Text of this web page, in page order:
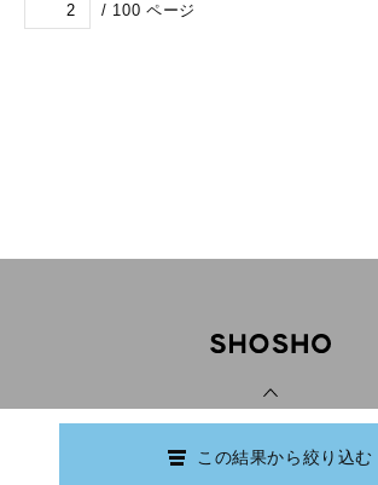
/ 100 ページ
この結果から絞り込む
Copyright © Ishikawa Prefectural